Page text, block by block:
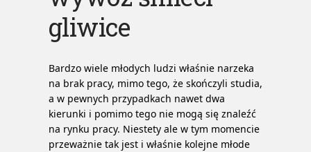
gliwice
Bardzo wiele młodych ludzi właśnie narzeka
na brak pracy, mimo tego, że skończyli studia,
a w pewnych przypadkach nawet dwa
kierunki i pomimo tego nie mogą się znaleźć
na rynku pracy. Niestety ale w tym momencie
przeważnie tak jest i właśnie kolejne młode